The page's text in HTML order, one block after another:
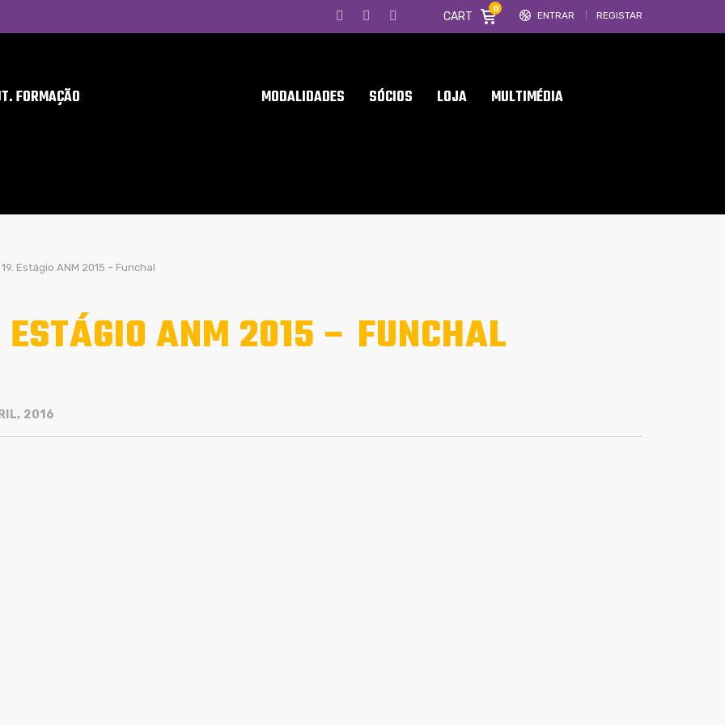
ENTRAR REGISTAR
CART
0
FORMAÇÃO MODALIDADES SÓCIOS LOJA MULTIMÉDIA
19. Estágio ANM 2015 – Funchal
ANM 2015 – FUNCHAL
2016